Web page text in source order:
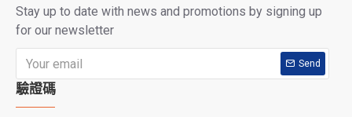
Stay up to date with news and promotions by signing up
for our newsletter
Send
驗證碼